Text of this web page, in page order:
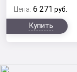
Цена: 6 271 руб.
Купить